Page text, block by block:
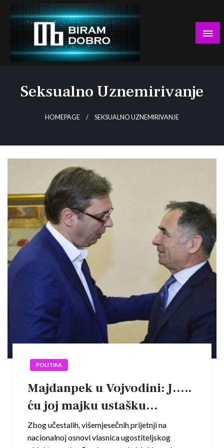
Skip
content
Seksualno Uznemirivanje
HOMEPAGE SEKSUALNO UZNEMIRIVANJE
POLITIKA
Majdanpek u Vojvodini: J…..
ću joj majku ustašku…
Zbog učestalih, višemjesečnih prijetnji na
nacionalnoj osnovi vlasnica ugostiteljskog